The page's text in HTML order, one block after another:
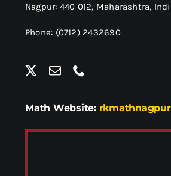
Nagpur: 440 012, Maharashtra,
Phone: (0712) 2432690
Math Website: